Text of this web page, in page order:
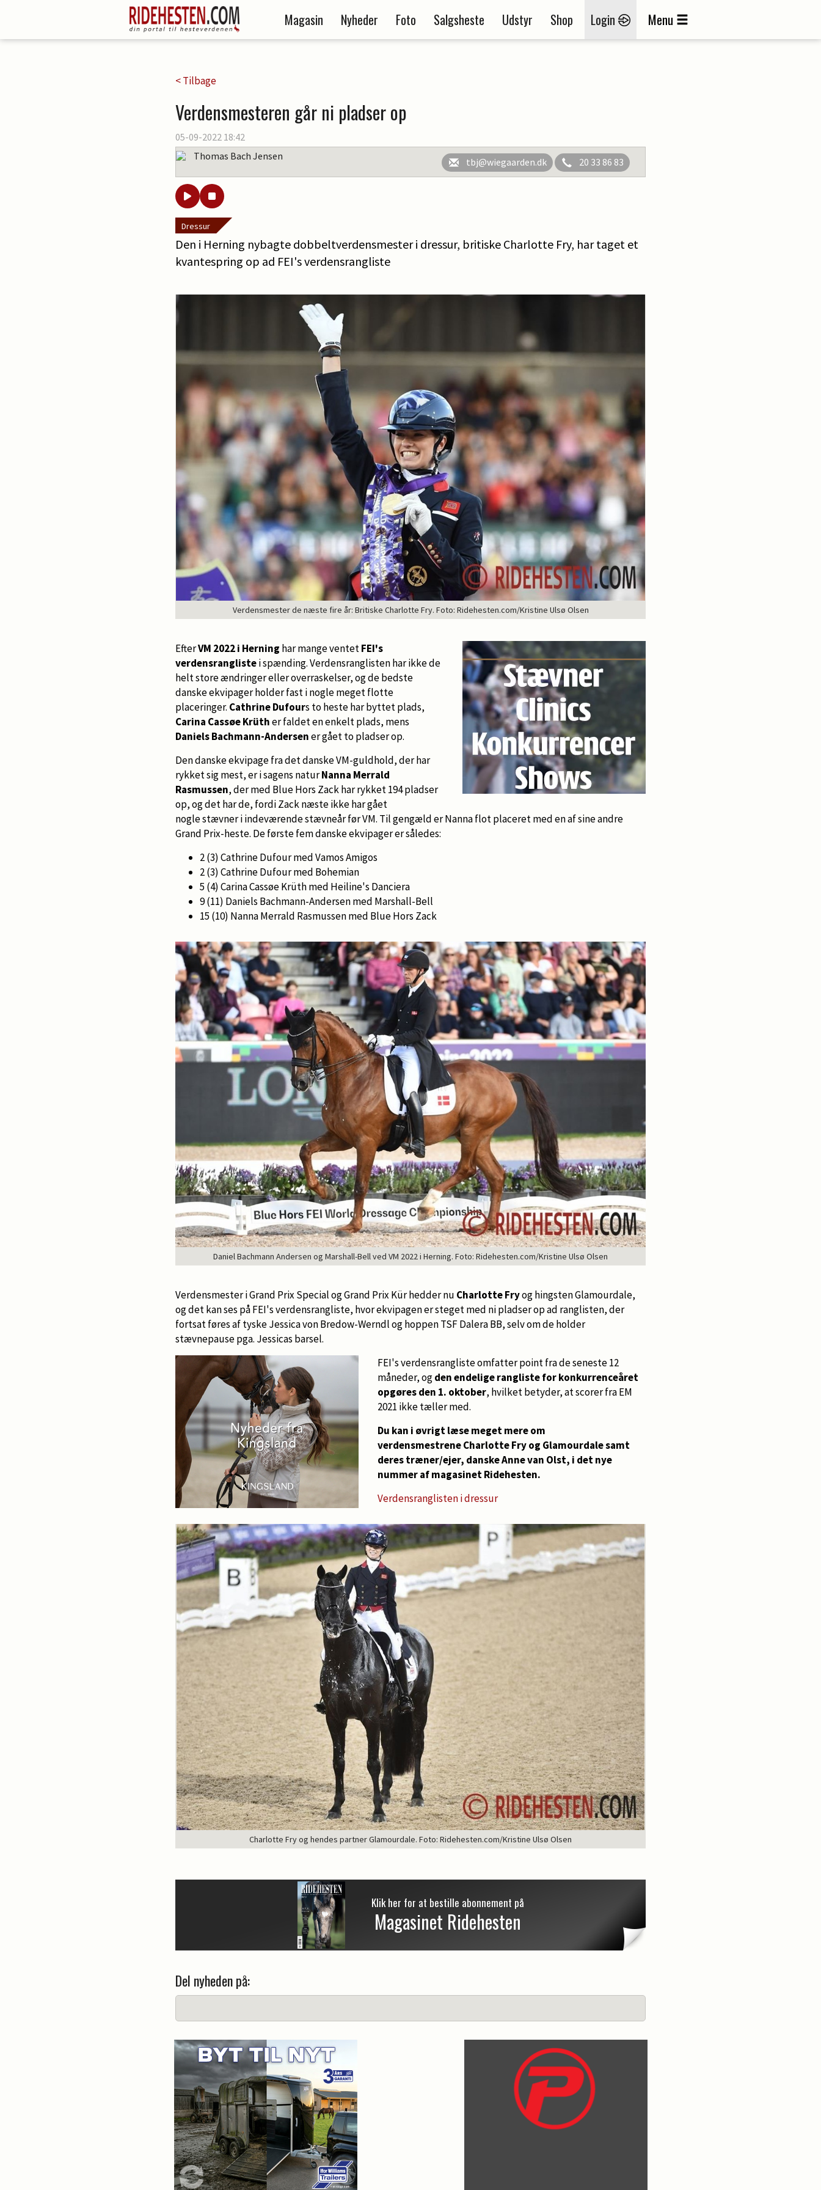
Magasin Nyheder Foto Salgsheste Udstyr Shop Login Menu
< Tilbage
Verdensmesteren går ni pladser op
05-09-2022 18:42
Thomas Bach Jensen
tbj@wiegaarden.dk 20 33 86 83
Dressur
Den i Herning nybagte dobbeltverdensmester i dressur, britiske Charlotte Fry, har taget et
kvantespring op ad FEI's verdensrangliste
Verdensmester de næste fire år: Britiske Charlotte Fry. Foto: Ridehesten.com/Kristine Ulsø Olsen
EfterVM 2022 i Herning har mange ventetFEI's
verdensranglistei spænding. Verdensranglisten har ikke de
helt store ændringer eller overraskelser, og de bedste
danske ekvipager holder fast i nogle meget flotte
placeringer. Cathrine Dufours to heste har byttet plads,
Carina Cassøe Krüther faldet en enkelt plads, mens
Daniels Bachmann-Andersener gået to pladser op.
Den danske ekvipage fra det danske VM-guldhold, der har
rykket sig mest, er i sagens naturNanna Merrald
Rasmussen, der med Blue Hors Zack har rykket 194 pladser
op, og det har de, fordi Zack næste ikke har gået
nogle stævner i indeværende stævneår før VM. Til gengæld er Nanna flot placeret med en af sine andre
Grand Prix-heste. De første fem danske ekvipager er således:
2 (3) Cathrine Dufour med Vamos Amigos
2 (3) Cathrine Dufour med Bohemian
5 (4) Carina Cassøe Krüth med Heiline's Danciera
9 (11) Daniels Bachmann-Andersen med Marshall-Bell
15 (10) Nanna Merrald Rasmussen med Blue Hors Zack
Daniel Bachmann Andersen og Marshall-Bell ved VM 2022 i Herning. Foto: Ridehesten.com/Kristine Ulsø Olsen
Verdensmester i Grand Prix Special og Grand Prix Kür hedder nu Charlotte Fryog hingsten Glamourdale,
og det kan ses på FEI's verdensrangliste, hvor ekvipagen er steget med ni pladser op ad ranglisten, der
fortsat føres af tyske Jessica von Bredow-Werndl og hoppen TSF Dalera BB, selv om de holder
stævnepause pga. Jessicas barsel.
FEI's verdensrangliste omfatter point fra de seneste 12
måneder, ogden endelige rangliste for konkurrenceåret
opgøres den 1. oktober, hvilket betyder, at scorer fra EM
2021 ikke tæller med.
Du kan i øvrigt læse meget mere om
verdensmestrene Charlotte Fry og Glamourdale samt
deres træner/ejer, danske Anne van Olst, i det nye
nummer af magasinet Ridehesten.
Verdensranglisten i dressur
Charlotte Fry og hendes partner Glamourdale. Foto: Ridehesten.com/Kristine Ulsø Olsen
Klik her for at bestille abonnement på
Magasinet Ridehesten
Del nyheden på: